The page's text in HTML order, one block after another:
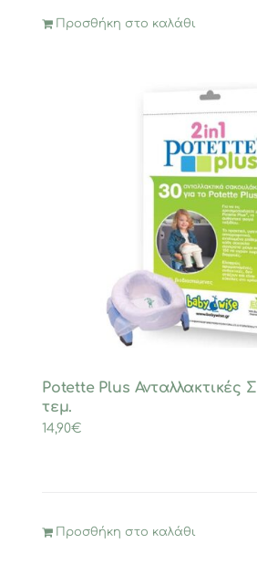
Προσθήκη στο καλάθι
Potette Plus Ανταλλακτικές
τεμ.
14,90€
Προσθήκη στο καλάθι